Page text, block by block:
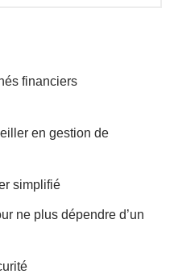
financiers
en gestion de
simplifié
ne plus dépendre d’un